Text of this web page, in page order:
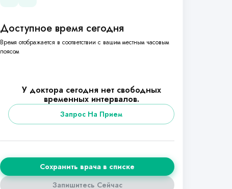
Доступное время сегодня
Время отображается в соответствии с вашим местным часовым
поясом
У доктора сегодня нет свободных
временных интервалов.
Запрос На Прием
Сохранить врача в списке
Запишитесь Сейчас